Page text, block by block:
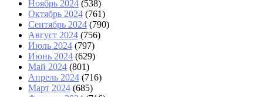
Ноябрь 2024 (538)
Октябрь 2024 (761)
Сентябрь 2024 (790)
Август 2024 (756)
Июль 2024 (797)
Июнь 2024 (629)
Май 2024 (801)
Апрель 2024 (716)
Март 2024 (685)